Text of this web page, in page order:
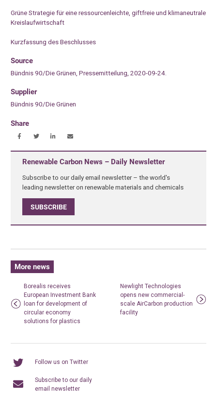
Grüne Strategie für eine ressourcenleichte, giftfreie und klimaneutrale
Kreislaufwirtschaft
Kurzfassung des Beschlusses
Source
Bündnis 90/Die Grünen, Pressemitteilung, 2020-09-24.
Supplier
Bündnis 90/Die Grünen
Share
Renewable Carbon News – Daily Newsletter
Subscribe to our daily email newsletter – the world's
leading newsletter on renewable materials and chemicals
SUBSCRIBE
More news
Borealis receives
European Investment Bank
loan for development of
circular economy
solutions for plastics
Newlight Technologies
opens new commercial-
scale AirCarbon production
facility
Follow us on Twitter
Subscribe to our daily
email newsletter